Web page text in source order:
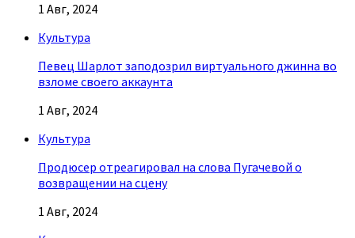
1 Авг, 2024
Культура
Певец Шарлот заподозрил виртуального джинна во
взломе своего аккаунта
1 Авг, 2024
Культура
Продюсер отреагировал на слова Пугачевой о
возвращении на сцену
1 Авг, 2024